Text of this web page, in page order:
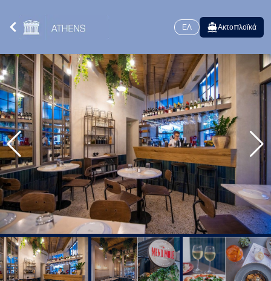
ΕΛ Ακτοπλοϊκά